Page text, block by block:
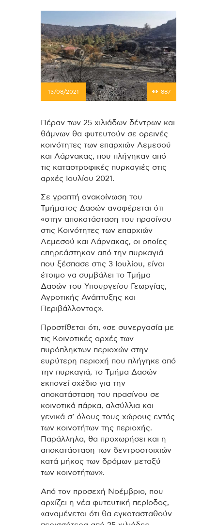
13/08/2021 887
Πέραν των 25 χιλιάδων δέντρων και
θάμνων θα φυτευτούν σε ορεινές
κοινότητες των επαρχιών Λεμεσού
και Λάρνακας, που πλήγηκαν από
τις καταστροφικές πυρκαγιές στις
αρχές Ιουλίου 2021.
Σε γραπτή ανακοίνωση του
Τμήματος Δασών αναφέρεται ότι
«στην αποκατάσταση του πρασίνου
στις Κοινότητες των επαρχιών
Λεμεσού και Λάρνακας, οι οποίες
επηρεάστηκαν από την πυρκαγιά
που ξέσπασε στις 3 Ιουλίου, είναι
έτοιμο να συμβάλει το Τμήμα
Δασών του Υπουργείου Γεωργίας,
Αγροτικής Ανάπτυξης και
Περιβάλλοντος».
Προστίθεται ότι, «σε συνεργασία με
τις Κοινοτικές αρχές των
πυρόπληκτων περιοχών στην
ευρύτερη περιοχή που πλήγηκε από
την πυρκαγιά, το Τμήμα Δασών
εκπονεί σχέδιο για την
αποκατάσταση του πρασίνου σε
κοινοτικά πάρκα, αλσύλλια και
γενικά σ’ όλους τους χώρους εντός
των κοινοτήτων της περιοχής.
Παράλληλα, θα προχωρήσει και η
αποκατάσταση των δεντροστοιχιών
κατά μήκος των δρόμων μεταξύ
των κοινοτήτων».
Από τον προσεχή Νοέμβριο, που
αρχίζει η νέα φυτευτική περίοδος,
«αναμένεται ότι θα εγκατασταθούν